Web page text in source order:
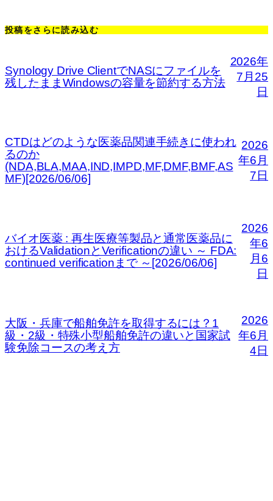
投稿をさらに読み込む
Synology Drive ClientでNASにファイルを
残したままWindowsの容量を節約する方法
2026年
7月25
日
CTDはどのような医薬品関連手続きに使われ
るのか
(NDA,BLA,MAA,IND,IMPD,MF,DMF,BMF,AS
MF)[2026/06/06]
2026
年6月
7日
バイオ医薬 : 再生医療等製品と通常医薬品に
おけるValidationとVerificationの違い ～ FDA:
continued verificationまで ～[2026/06/06]
2026
年6
月6
日
大阪・兵庫で船舶免許を取得するには？1
級・2級・特殊小型船舶免許の違いと国家試
験免除コースの考え方
2026
年6月
4日